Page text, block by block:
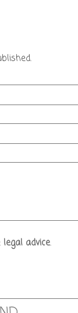
legal advice.